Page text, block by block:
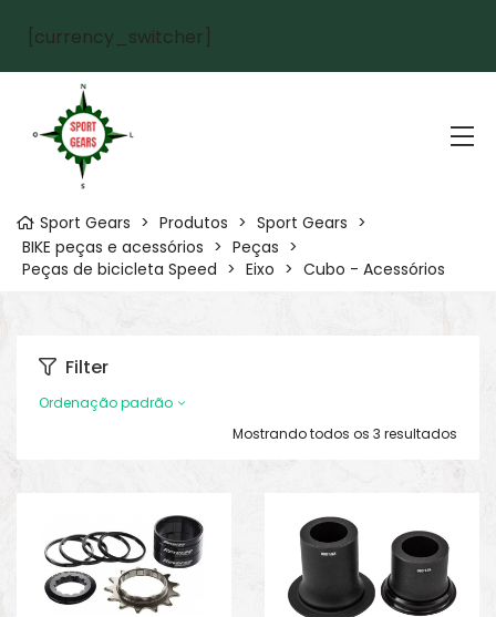
[currency_switcher]
Sport Gears > Produtos > Sport Gears >
BIKE peças e acessórios > Peças >
Peças de bicicleta Speed > Eixo > Cubo - Acessórios
Filter
Mostrando todos os 3 resultados
Ordenação padrão